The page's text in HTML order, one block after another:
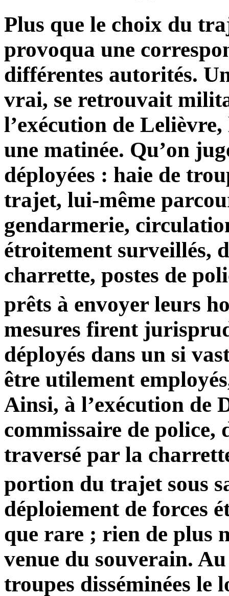
Plus que le choix du
provoqua une
différentes autorités.
vrai, se retrouvait
l’exécution de
une matinée. Qu’on
déployées : haie de
trajet, lui-même
gendarmerie,
étroitement surveillés,
charrette, postes de
prêts à envoyer leurs
mesures firent
déployés dans un si
être utilement
Ainsi, à l’exécution de
commissaire de police,
traversé par la
portion du trajet sous
déploiement de forces
que rare ; rien de plus
venue du souverain.
troupes disséminées